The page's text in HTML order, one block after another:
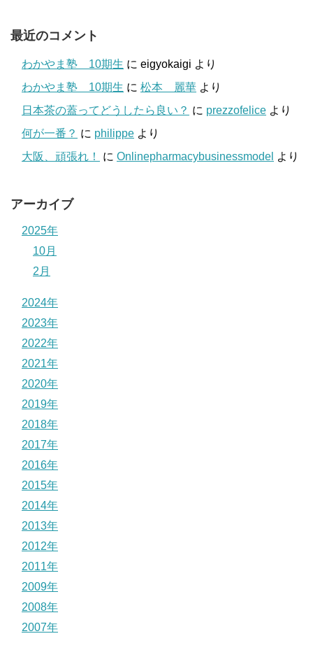
最近のコメント
わかやま塾 10期生 に eigyokaigi より
わかやま塾 10期生 に 松本 麗華 より
日本茶の蓋ってどうしたら良い？ に prezzofelice より
何が一番？ に philippe より
大阪、頑張れ！
に Onlinepharmacybusinessmodel より
アーカイブ
2025年
10月
2月
2024年
2023年
2022年
2021年
2020年
2019年
2018年
2017年
2016年
2015年
2014年
2013年
2012年
2011年
2009年
2008年
2007年